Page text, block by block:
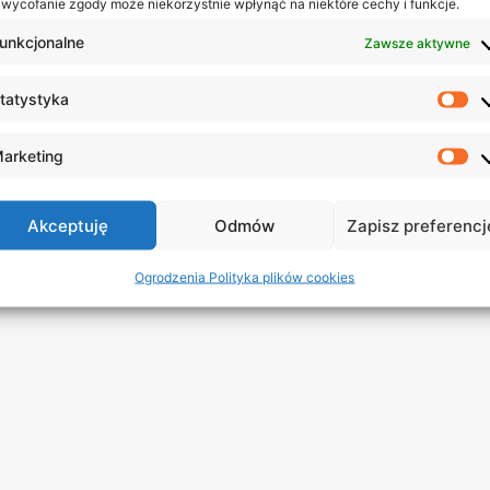
zgody może niekorzystnie wpłynąć na niektóre cechy i funkcje.
Zawsze aktywne
Akceptuję Odmów Zapisz
Ogrodzenia Polityka plików cookies